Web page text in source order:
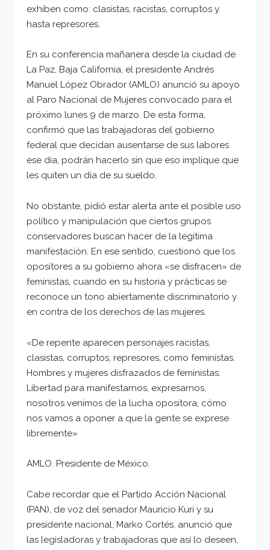
exhiben como: clasistas, racistas, corruptos y
hasta represores.
En su conferencia mañanera desde la ciudad de
La Paz, Baja California, el presidente Andrés
Manuel López Obrador (AMLO) anunció su apoyo
al Paro Nacional de Mujeres convocado para el
próximo lunes 9 de marzo. De esta forma,
confirmó que las trabajadoras del gobierno
federal que decidan ausentarse de sus labores
ese día, podrán hacerlo sin que eso implique que
les quiten un día de su sueldo.
No obstante, pidió estar alerta ante el posible uso
político y manipulación que ciertos grupos
conservadores buscan hacer de la legítima
manifestación. En ese sentido, cuestionó que los
opositores a su gobierno ahora «se disfracen» de
feministas, cuando en su historia y prácticas se
reconoce un tono abiertamente discriminatorio y
en contra de los derechos de las mujeres.
«De repente aparecen personajes racistas,
clasistas, corruptos, represores, como feministas.
Hombres y mujeres disfrazados de feministas.
Libertad para manifestarnos, expresarnos,
nosotros venimos de la lucha opositora, cómo
nos vamos a oponer a que la gente se exprese
libremente»
AMLO. Presidente de México.
Cabe recordar que el Partido Acción Nacional
(PAN), de voz del senador Mauricio Kuri y su
presidente nacional, Marko Cortés, anunció que
las legisladoras y trabajadoras que así lo deseen,